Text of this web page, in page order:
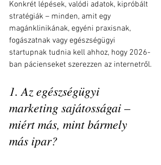
Konkrét lépések, valódi adatok, kipróbált
stratégiák – minden, amit egy
magánklinikának, egyéni praxisnak,
fogászatnak vagy egészségügyi
startupnak tudnia kell ahhoz, hogy 2026-
ban pácienseket szerezzen az internetről.
1. Az egészségügyi
marketing sajátosságai –
miért más, mint bármely
más ipar?